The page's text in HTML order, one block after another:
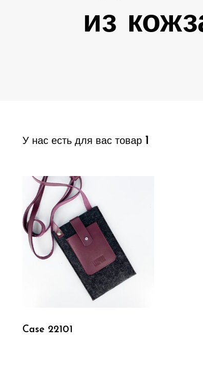
из
У нас есть для вас товар 1
Case 22101